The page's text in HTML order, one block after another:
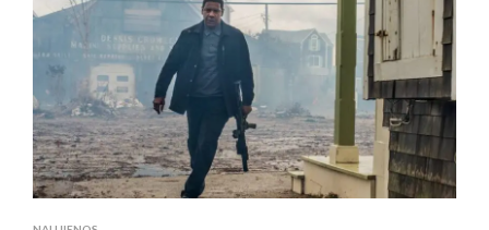
TRILERIO
„NUOTRAUKA
ATMINIMUI“:
ĮSIMINTINOS
JUOSTOS
APIE
MĮSLINGAS
ANTGAMTINES